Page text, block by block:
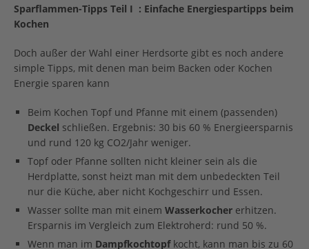
Sparflammen-Tipps Teil I : Einfache Energiespartipps beim
Kochen
Doch außer der Wahl einer Herdsorte gibt es noch andere
simple Tipps, mit denen man beim Backen oder Kochen
Energie sparen kann
Beim Kochen Topf und Pfanne mit einem (passenden)
Deckel schließen. Ergebnis: 30 bis 60 % Energieersparnis
und rund 120 kg CO2/Jahr weniger.
Topf oder Pfanne sollten nicht kleiner sein als die
Herdplatte, sonst heizt man mit dem unbedeckten Teil
nur die Küche, aber nicht Kochgeschirr und Essen.
Wasser sollte man mit einem Wasserkocher erhitzen.
Ersparnis im Vergleich zum Elektroherd: rund 50 %.
Wenn man im Dampfkochtopfkocht, kann man bis zu 60